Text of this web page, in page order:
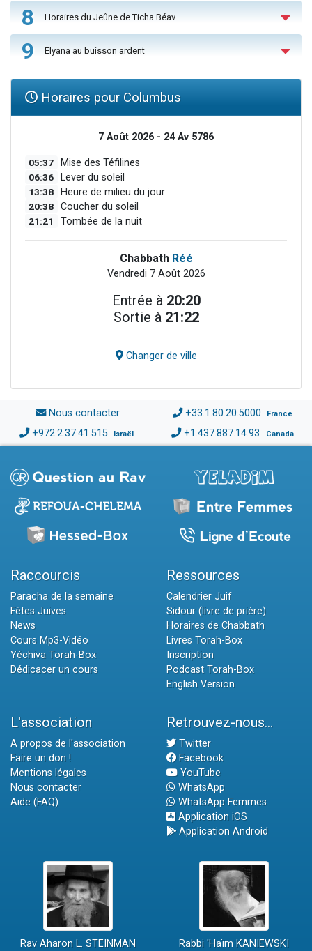
8 Horaires du Jeûne de Ticha Béav
9 Elyana au buisson ardent
Horaires pour Columbus
7 Août 2026 - 24 Av 5786
05:37 Mise des Téfilines
06:36 Lever du soleil
13:38 Heure de milieu du jour
20:38 Coucher du soleil
21:21 Tombée de la nuit
Chabbath Réé
Vendredi 7 Août 2026
Entrée à 20:20
Sortie à 21:22
Changer de ville
Nous contacter +33.1.80.20.5000 France
+972.2.37.41.515 Israël +1.437.887.14.93 Canada
Raccourcis
Paracha de la semaine
Fêtes Juives
News
Cours Mp3-Vidéo
Yéchiva Torah-Box
Dédicacer un cours
Ressources
Calendrier Juif
Sidour (livre de prière)
Horaires de Chabbath
Livres Torah-Box
Inscription
Podcast Torah-Box
English Version
L'association
A propos de l'association
Faire un don !
Mentions légales
Nous contacter
Aide (FAQ)
Retrouvez-nous...
Twitter
Facebook
YouTube
WhatsApp
WhatsApp Femmes
Application iOS
Application Android
Rav Aharon L. STEINMAN Rabbi 'Haïm KANIEWSKI